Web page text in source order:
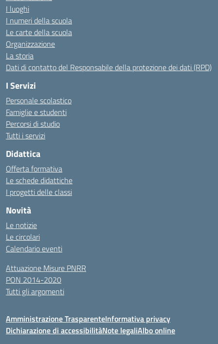
I luoghi
I numeri della scuola
Le carte della scuola
Organizzazione
La storia
Dati di contatto del Responsabile della protezione dei dati (RPD)
I Servizi
Personale scolastico
Famiglie e studenti
Percorsi di studio
Tutti i servizi
Didattica
Offerta formativa
Le schede didattiche
I progetti delle classi
Novità
Le notizie
Le circolari
Calendario eventi
Attuazione Misure PNRR
PON 2014-2020
Tutti gli argomenti
Amministrazione TrasparenteInformativa privacy
Dichiarazione di accessibilitàNote legaliAlbo online